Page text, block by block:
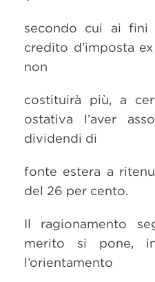
secondo cui ai fini
credito d’imposta
non
costituirà più, a
ostativa l’aver
dividendi di
fonte estera a
del 26 per cento.
Il ragionamento
merito si pone,
l’orientamento